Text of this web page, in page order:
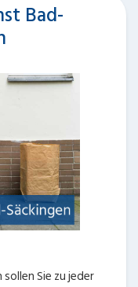
Bad-
Sie zu jeder